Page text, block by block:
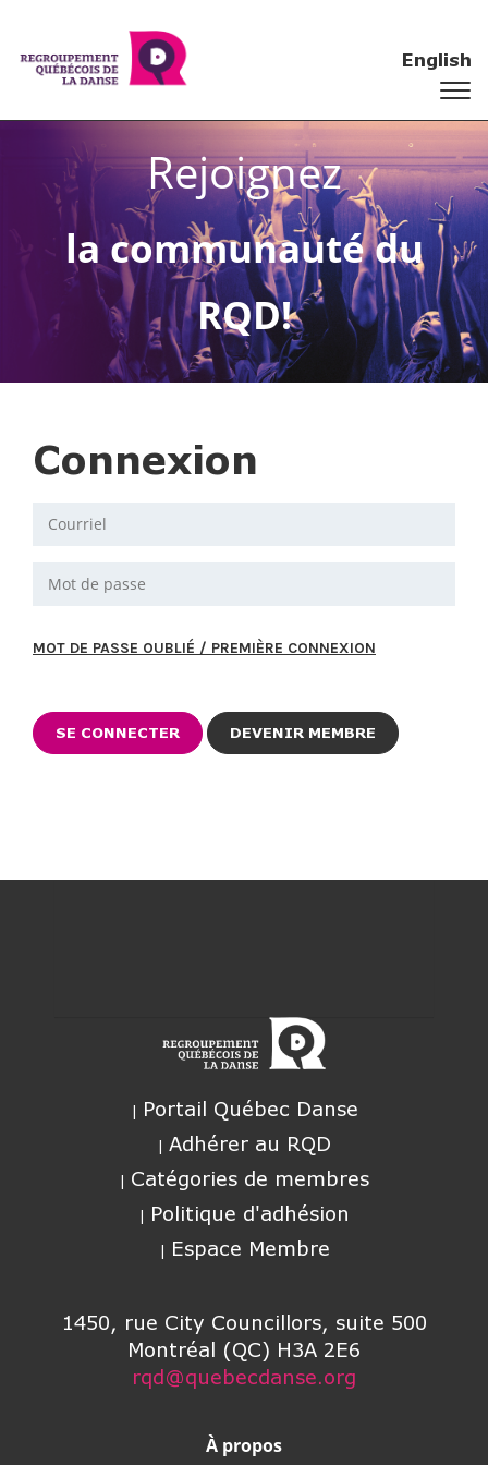
English
Rejoignez
la communauté du
RQD!
Connexion
MOT DE PASSE OUBLIÉ / PREMIÈRE CONNEXION
DEVENIR MEMBRE
Portail Québec Danse
Adhérer au RQD
Catégories de membres
Politique d'adhésion
Espace Membre
1450, rue City Councillors, suite 500
Montréal (QC) H3A 2E6
rqd@quebecdanse.org
À propos